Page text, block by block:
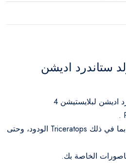
ستاندرد اديشن
اديشن لبلايستيشن 4
اختر من بين 20 ديناصورًا، بما في ذلك Triceratops الودود، وحتى
الخاصة بك.